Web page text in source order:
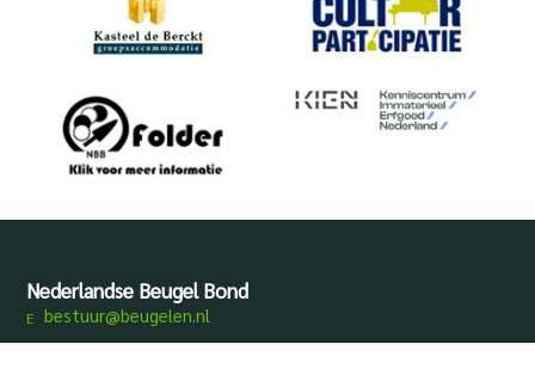
Nederlandse Beugel Bond
bestuur@beugelen.nl